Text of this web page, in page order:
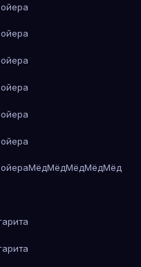
МёдМёдМёдМёдМёд